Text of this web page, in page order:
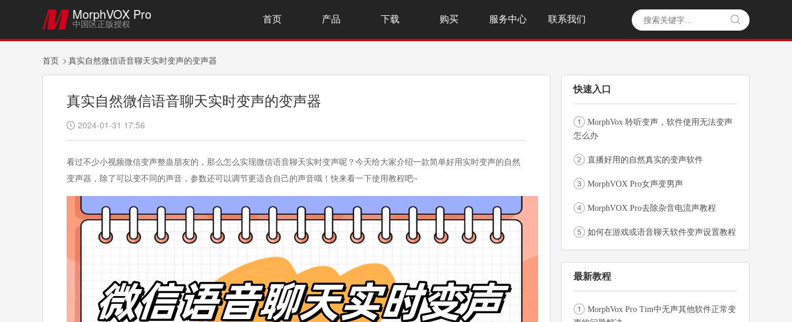
 MorphVOX Pro
中国区正版授权

首页 产品 下载 购买 服务中心 联系我们
首页 真实自然微信语音聊天实时变声的变声器
真实自然微信语音聊天实时变声的变声器
 2024-01-31 17:56
看过不少小视频微信变声整蛊朋友的，那么怎么实现微信语音聊天实时变声呢？今天给大家介绍一款简单好用实时变声的自然
变声器，除了可以变不同的声音，参数还可以调节更适合自己的声音哦！快来看一下使用教程吧~
快速入口
MorphVox 聆听变声，软件使用无法变声
怎么办
直播好用的自然真实的变声软件
MorphVOX Pro女声变男声
MorphVOX Pro去除杂音电流声教程
如何在游戏或语音聊天软件变声设置教程
最新教程
MorphVox Pro Tim中无声其他软件正常变